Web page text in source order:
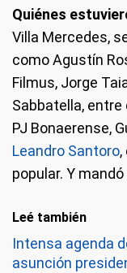
Quiénes
Villa Mercedes,
como Agustín
Filmus, Jorge
Sabbatella, entre
PJ Bonaerense,
Leandro Santoro
popular. Y
Leé también
Intensa agenda
asunción